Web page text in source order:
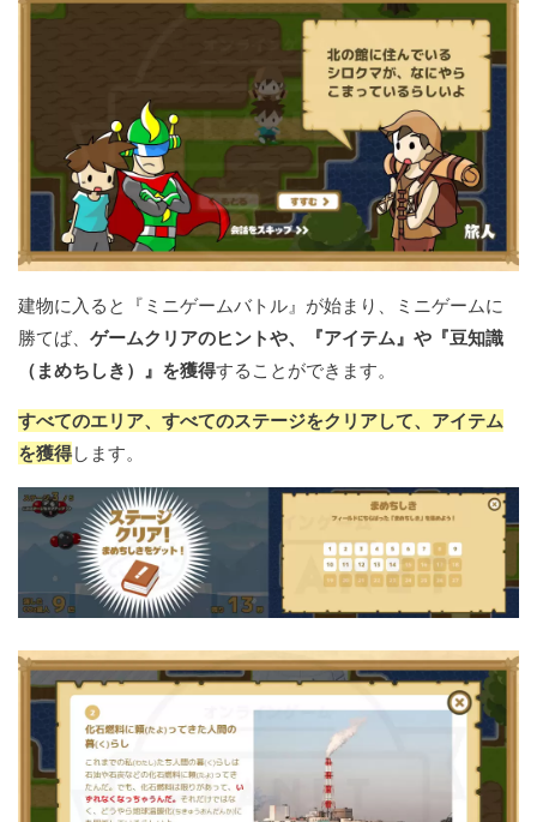
建物に入ると『ミニゲームバトル』が始まり、ミニゲームに
勝てば、 ゲームクリアのヒントや、『アイテム』や『豆知識
（まめちしき）』を獲得することができます。
すべてのエリア、すべてのステージをクリアして、アイテム
を獲得します。